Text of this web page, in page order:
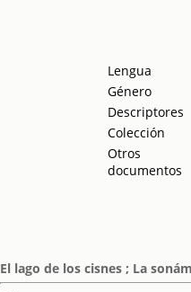
Lengua
Género
Descriptores
Colección
Otros
documentos
El lago de los cisnes ; La